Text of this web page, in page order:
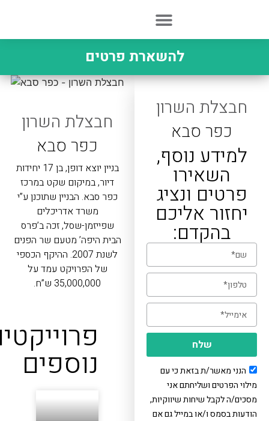
להשארת פרטים
חבצלת השרון
כפר סבא
בניין יוצא דופן, בן 17 יחידות
דיור, במיקום שקט במרכז
כפר סבא. הבניין שתוכנן ע”י
משרד אדריכלים
שפייזמן-שסל, זכה ב’פרס
הבית היפה’ מטעם שר הפנים
לשנת 2007. ההיקף הכספי
של הפרויקט עמד על
35,000,000 ש”ח.
פרוייקטים
נוספים
חבצלת השרון
כפר סבא
למידע נוסף,
השאירו
פרטים ונציג
יחזור אליכם
בהקדם:
הנני מאשר/ת בזאת כי עם
מילוי הפרטים ושליחתם אני
מסכים/ה לקבל שיחות שיווקיות,
הודעות בסמס ו/או במייל גם אם
שלח